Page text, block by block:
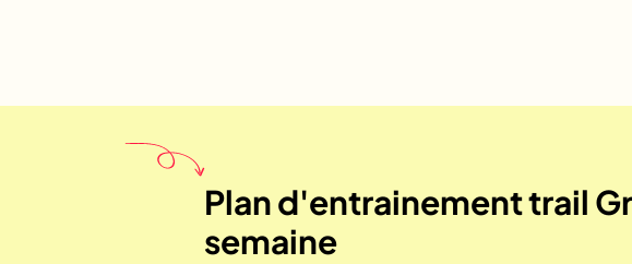
Plan d'entrainement trail
semaine